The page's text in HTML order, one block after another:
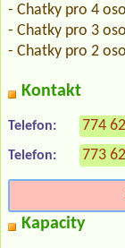
- Chatky pro 4
- Chatky pro 3
- Chatky pro 2
Kontakt
Telefon: 774
Telefon: 773
Kapacity